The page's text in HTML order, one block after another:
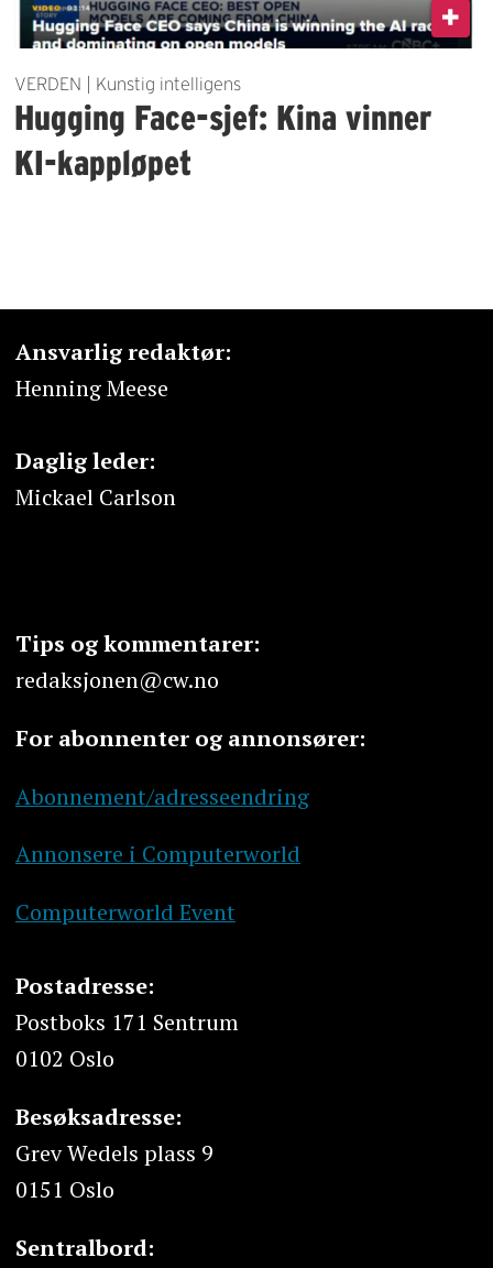
VERDEN | Kunstig intelligens
Hugging Face-sjef: Kina vinner
KI-kappløpet
Ansvarlig redaktør:
Henning Meese
Daglig leder:
Mickael Carlson
Tips og kommentarer:
redaksjonen@cw.no
For abonnenter og annonsører:
Abonnement/adresseendring
Annonsere i Computerworld
Computerworld Event
Postadresse:
Postboks 171 Sentrum
0102 Oslo
Besøksadresse:
Grev Wedels plass 9
0151 Oslo
Sentralbord: